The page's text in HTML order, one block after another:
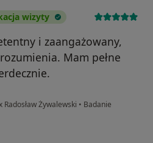
wizyty
i zaangażowany,
Mam pełne
Żywalewski • Badanie